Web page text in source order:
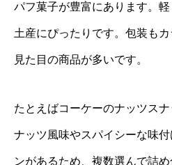
パフ菓子が豊富にあります。
土産にぴったりです。包装も
見た目の商品が多いです。
たとえばコーケーのナッツス
ナッツ風味やスパイシーな味
ンがあるため、複数選んで詰